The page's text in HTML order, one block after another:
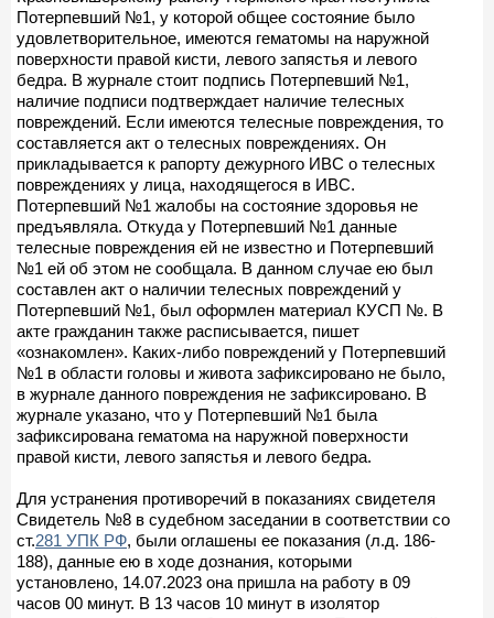
Потерпевший №1, у которой общее состояние было
удовлетворительное, имеются гематомы на наружной
поверхности правой кисти, левого запястья и левого
бедра. В журнале стоит подпись Потерпевший №1,
наличие подписи подтверждает наличие телесных
повреждений. Если имеются телесные повреждения, то
составляется акт о телесных повреждениях. Он
прикладывается к рапорту дежурного ИВС о телесных
повреждениях у лица, находящегося в ИВС.
Потерпевший №1 жалобы на состояние здоровья не
предъявляла. Откуда у Потерпевший №1 данные
телесные повреждения ей не известно и Потерпевший
№1 ей об этом не сообщала. В данном случае ею был
составлен акт о наличии телесных повреждений у
Потерпевший №1, был оформлен материал КУСП №. В
акте гражданин также расписывается, пишет
«ознакомлен». Каких-либо повреждений у Потерпевший
№1 в области головы и живота зафиксировано не было,
в журнале данного повреждения не зафиксировано. В
журнале указано, что у Потерпевший №1 была
зафиксирована гематома на наружной поверхности
правой кисти, левого запястья и левого бедра.
Для устранения противоречий в показаниях свидетеля
Свидетель №8 в судебном заседании в соответствии со
ст.281 УПК РФ, были оглашены ее показания (л.д. 186-
188), данные ею в ходе дознания, которыми
установлено, 14.07.2023 она пришла на работу в 09
часов 00 минут. В 13 часов 10 минут в изолятор